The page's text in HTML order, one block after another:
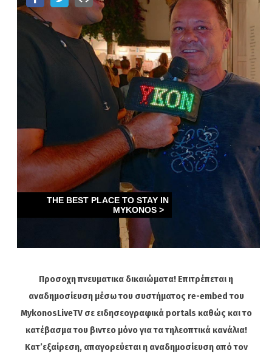
Προσοχη πνευματικα δικαιώματα! Επιτρέπεται η
αναδημοσίευση μέσω του συστήματος re-embed του
MykonosLiveTV σε ειδησεογραφικά portals καθώς και το
κατέβασμα του βιντεο μόνο για τα τηλεοπτικά κανάλια!
Κατ’εξαίρεση, απαγορεύεται η αναδημοσίευση από τον